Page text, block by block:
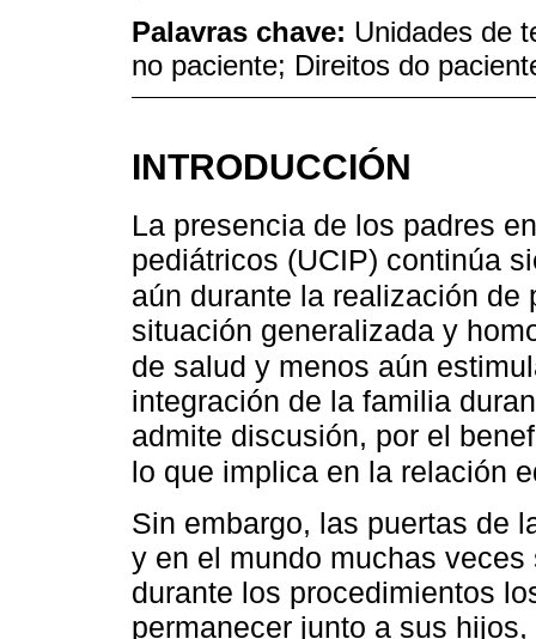
Palavras chave: Unidades de
no paciente; Direitos do
INTRODUCCIÓN
La presencia de los padres
pediátricos (UCIP) continúa
aún durante la realización
situación generalizada y
de salud y menos aún
integración de la familia
admite discusión, por el
lo que implica en la relación
Sin embargo, las puertas de
y en el mundo muchas
durante los procedimientos
permanecer junto a sus